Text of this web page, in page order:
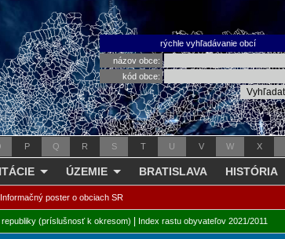
rýchle vyhľadávanie obcí
názov obce:
kód obce:
P Q R S T U V W X
ÚZEMIE BRATISLAVA HISTÓRIA
Informačný poster o obciach SR
(príslušnosť k okresom) Index rastu obyvateľov 2021/2011